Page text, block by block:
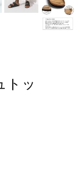
トッ